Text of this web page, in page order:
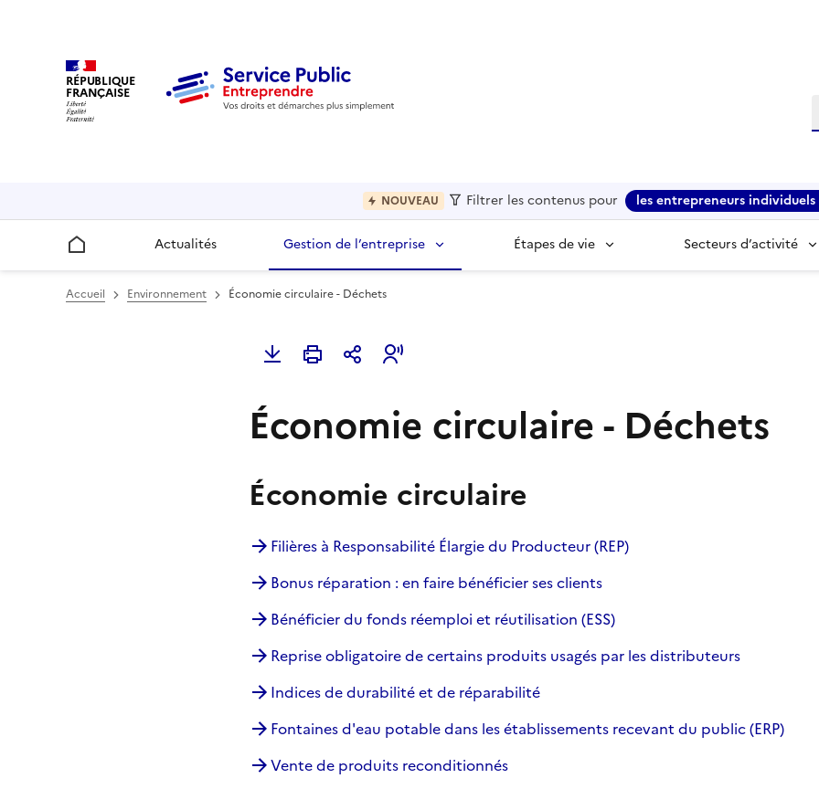
RÉPUBLIQUE
FRANÇAISE
NOUVEAU Filtrer les contenus pour les entrepreneurs individuels
Accueil Actualités Gestion de l’entreprise Étapes de vie Secteurs d’activité
Accueil Environnement Économie circulaire - Déchets
Économie circulaire - Déchets
Économie circulaire
Filières à Responsabilité Élargie du Producteur (REP)
Bonus réparation : en faire bénéficier ses clients
Bénéficier du fonds réemploi et réutilisation (ESS)
Reprise obligatoire de certains produits usagés par les distributeurs
Indices de durabilité et de réparabilité
Fontaines d'eau potable dans les établissements recevant du public (ERP)
Vente de produits reconditionnés